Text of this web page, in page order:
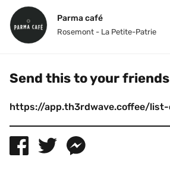
Parma café
Rosemont - La Petite-Patrie
Send this to your friends